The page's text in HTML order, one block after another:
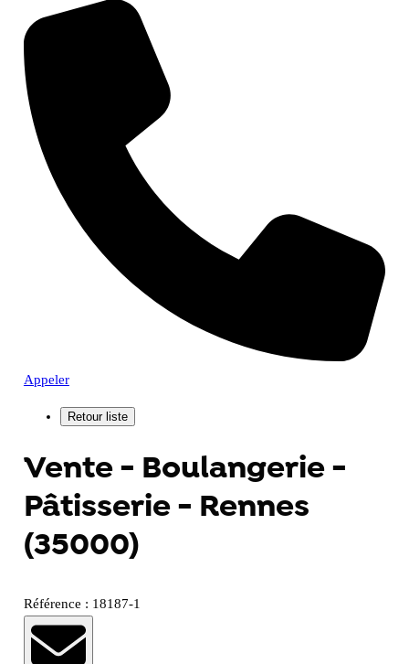
Appeler
Vente - Boulangerie -
Pâtisserie - Rennes
(35000)
Référence : 18187-1